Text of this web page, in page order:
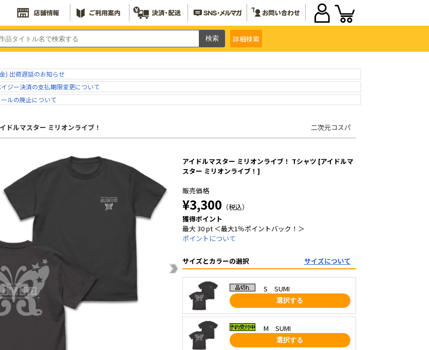
詳細検索
) 出荷遅延のお知らせ
ジー決済の支払期限変更について
ルの廃止について
ドルマスター ミリオンライブ！ 二次元コスパ
アイドルマスター ミリオンライブ！ Tシャツ [アイドルマ
スター ミリオンライブ！]
販売価格
¥3,300 （税込）
獲得ポイント
最大 30 pt ＜最大1％ポイントバック！＞
ポイントについて
サイズとカラーの選択 サイズについて
S SUMI
選択する
M SUMI
選択する